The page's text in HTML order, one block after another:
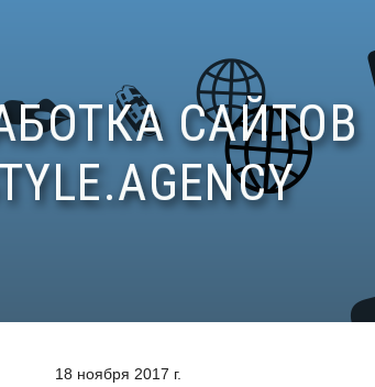
18 ноября 2017 г.